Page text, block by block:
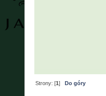
Strony: [1]Do góry